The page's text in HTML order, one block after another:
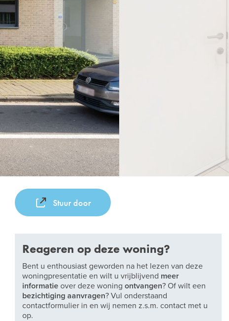
volgende
Stuur door
Reageren op deze woning?
Bent u enthousiast geworden na het lezen van deze
woningpresentatie en wilt u vrijblijvend meer
informatie over deze woning ontvangen? Of wilt een
bezichtiging aanvragen? Vul onderstaand
contactformulier in en wij nemen z.s.m. contact met u
op.